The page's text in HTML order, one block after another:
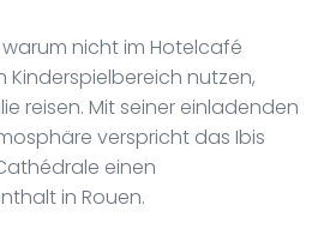
warum nicht im Hotelcafé
nutzen,
reisen. Mit seiner einladenden
verspricht das Ibis
einen
in Rouen.